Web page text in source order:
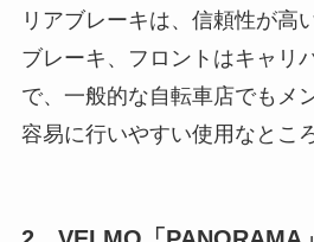
リアブレーキは、信頼性が高
ブレーキ、フロントはキャリ
で、一般的な自転車店でもメ
容易に行いやすい使用なとこ